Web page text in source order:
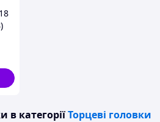
в категоріїТорцеві головки